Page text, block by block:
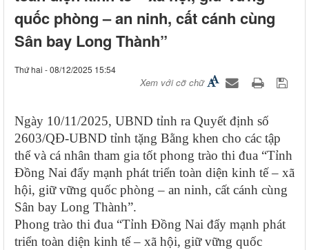
quốc phòng – an ninh, cất cánh cùng
Sân bay Long Thành”
Thứ hai - 08/12/2025 15:54
Xem với cỡ chữ
Ngày 10/11/2025, UBND tỉnh ra Quyết định số
2603/QĐ-UBND tỉnh tặng Bằng khen cho các tập
thể và cá nhân tham gia tốt phong trào thi đua “Tỉnh
Đồng Nai đẩy mạnh phát triển toàn diện kinh tế – xã
hội, giữ vững quốc phòng – an ninh, cất cánh cùng
Sân bay Long Thành”.
Phong trào thi đua “Tỉnh Đồng Nai đẩy mạnh phát
triển toàn diện kinh tế – xã hội, giữ vững quốc